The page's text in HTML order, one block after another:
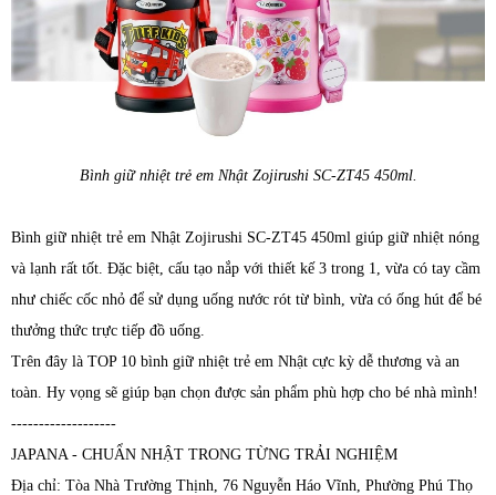
Bình giữ nhiệt trẻ em Nhật Zojirushi SC-ZT45 450ml.
Bình giữ nhiệt trẻ em Nhật Zojirushi SC-ZT45 450ml giúp giữ nhiệt nóng
và lạnh rất tốt. Đặc biệt, cấu tạo nắp với thiết kế 3 trong 1, vừa có tay cầm
như chiếc cốc nhỏ để sử dụng uống nước rót từ bình, vừa có ống hút để bé
thưởng thức trực tiếp đồ uống.
Trên đây là TOP 10 bình giữ nhiệt trẻ em Nhật cực kỳ dễ thương và an
toàn. Hy vọng sẽ giúp bạn chọn được sản phẩm phù hợp cho bé nhà mình!
-------------------
JAPANA - CHUẨN NHẬT TRONG TỪNG TRẢI NGHIỆM
Địa chỉ: Tòa Nhà Trường Thịnh, 76 Nguyễn Háo Vĩnh, Phường Phú Thọ